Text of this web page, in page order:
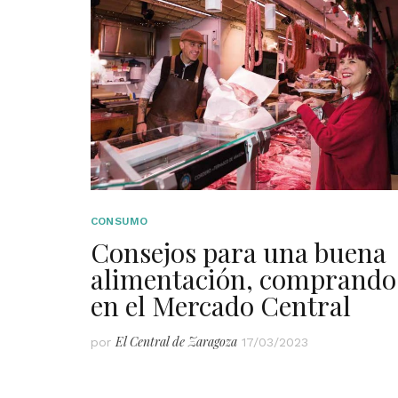
CONSUMO
Consejos para una buena
alimentación, comprando
en el Mercado Central
por El Central de Zaragoza 17/03/2023